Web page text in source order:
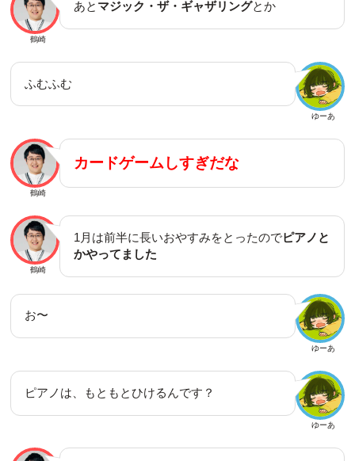
鶴崎
あと マジック・ザ・ギャザリングとか
ゆーあ
ふむふむ
鶴崎
カードゲームしすぎだな
鶴崎
1月は前半に長いおやすみをとったのでピアノと
かやってました
ゆーあ
お〜
ゆーあ
ピアノは、もともとひけるんです？